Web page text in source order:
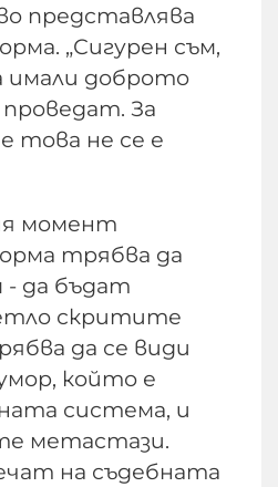
представлява
„Сигурен съм,
имали доброто
За
това не се е
момент
трябва да
да бъдат
скритите
да се види
който е
система, и
метастази.
на съдебната